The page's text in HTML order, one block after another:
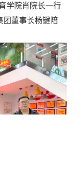
学院肖院长一行
团董事长杨键陪